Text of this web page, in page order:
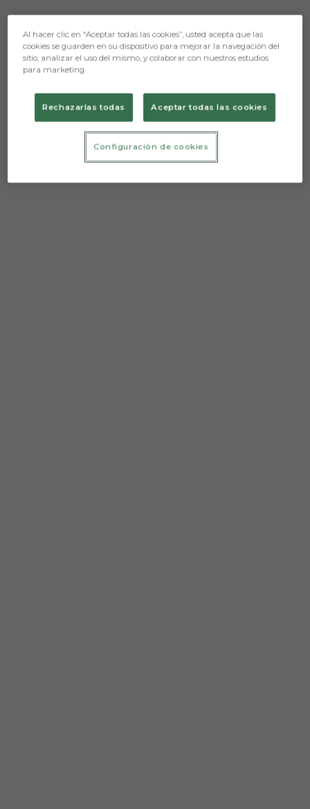
Al hacer clic en “Aceptar todas las cookies”, usted acepta que las
cookies se guarden en su dispositivo para mejorar la navegación del
sitio, analizar el uso del mismo, y colaborar con nuestros estudios
para marketing.
Rechazarlas todas Aceptar todas las cookies
Configuración de cookies